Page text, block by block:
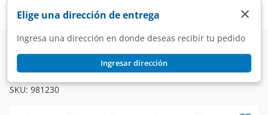
Elige una dirección de entrega
Ingresa una dirección en donde deseas recibir tu pedido
Ingresar dirección
×
Farmacia Medicina Antibióticos Antibióticos
Rezplen 250mg/15mg/5ml Suspensión, 60 ml.
SKU: 981230